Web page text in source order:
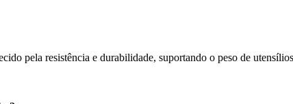
pela resistência e durabilidade, suportando o peso de